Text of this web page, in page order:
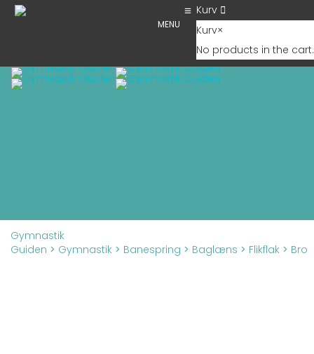
Kurv
Kurv×
No products in the cart.
MENU
Gymnastik
Guiden > Gymnastik > Banespring > Baglæns > Flikflak > Bro